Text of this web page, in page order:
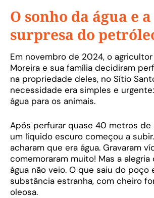
O sonho da água e a
surpresa do
Em novembro de 2024, o
Moreira e sua família decidiram
na propriedade deles, no Sítio
necessidade era simples e
água para os animais.
Após perfurar quase 40 metros de
um líquido escuro começou a
acharam que era água. Gravaram
comemoraram muito! Mas a
água não veio. O que saiu do poço
substância estranha, com cheiro
oleosa.